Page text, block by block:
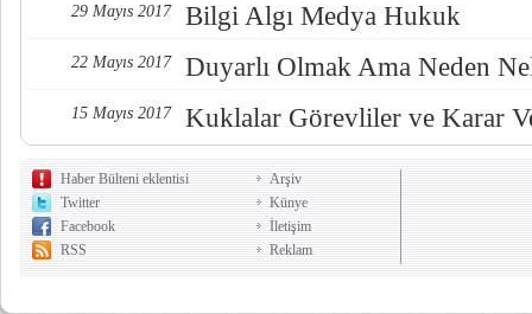
29 Mayıs 2017 Bilgi Algı Medya Hukuk
22 Mayıs 2017 Duyarlı Olmak Ama Neden
15 Mayıs 2017 Kuklalar Görevliler ve Karar
Haber Bülteni eklentisi
Twitter
Facebook
RSS
Arşiv
Künye
İletişim
Reklam